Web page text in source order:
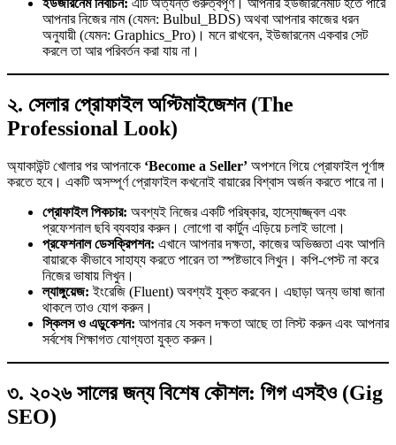
আপনার নিজের নাম (যেমন: Bulbul_BDS) অথবা আপনার কাজের ধরন
অনুযায়ী (যেমন: Graphics_Pro)। মনে রাখবেন, ইউজারনেম একবার সেট
করলে তা আর পরিবর্তন করা যায় না।
২. সেলার প্রোফাইল অপ্টিমাইজেশন (The
Professional Look)
অ্যাকাউন্ট খোলার পর আপনাকে ‘Become a Seller’ অপশনে গিয়ে প্রোফাইল পূর্ণাঙ্গ
করতে হবে। একটি অসম্পূর্ণ প্রোফাইল কখনোই বায়ারের বিশ্বাস অর্জন করতে পারে না।
প্রোফাইল পিকচার: অবশ্যই নিজের একটি পরিষ্কার, হাস্যোজ্জ্বল এবং
প্রফেশনাল ছবি ব্যবহার করুন। লোগো বা কার্টুন এড়িয়ে চলাই ভালো।
প্রফেশনাল ডেসক্রিপশন: এখানে আপনার দক্ষতা, কাজের অভিজ্ঞতা এবং আপনি
বায়ারকে কীভাবে সাহায্য করতে পারেন তা স্পষ্টভাবে লিখুন। কপি-পেস্ট না করে
নিজের ভাষায় লিখুন।
ল্যাঙ্গুয়েজ: ইংরেজি (Fluent) অবশ্যই যুক্ত করবেন। এছাড়া অন্য ভাষা জানা
থাকলে তাও যোগ করুন।
স্কিলস ও এডুকেশন: আপনার যে সকল দক্ষতা আছে তা লিস্ট করুন এবং আপনার
সর্বশেষ শিক্ষাগত যোগ্যতা যুক্ত করুন।
৩. ২০২৬ সালের জন্য বিশেষ কৌশল: গিগ এসইও (Gig
SEO)